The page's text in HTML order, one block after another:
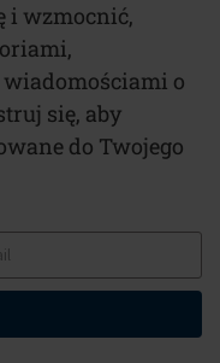
i wzmocnić,
o
się, aby
do Twojego